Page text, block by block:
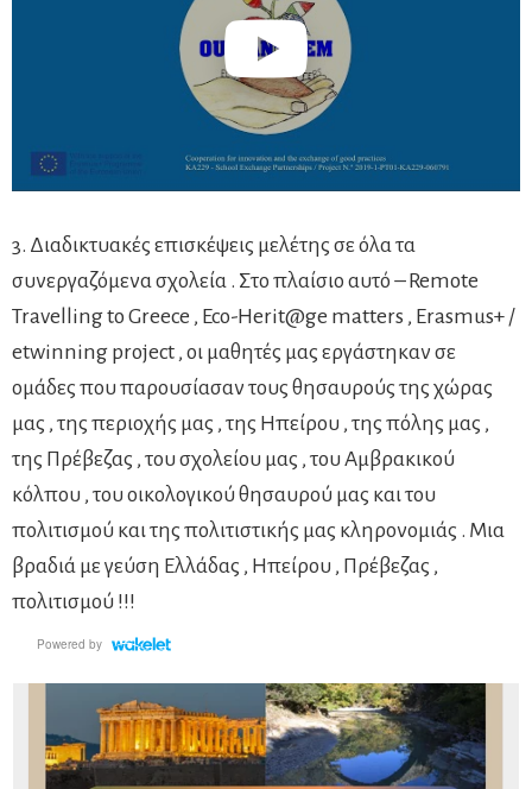
3. Διαδικτυακές επισκέψεις μελέτης σε όλα τα
συνεργαζόμενα σχολεία . Στο πλαίσιο αυτό – Remote
Travelling to Greece , Eco-Herit@ge matters , Erasmus+ /
etwinning project , οι μαθητές μας εργάστηκαν σε
ομάδες που παρουσίασαν τους θησαυρούς της χώρας
μας , της περιοχής μας , της Ηπείρου , της πόλης μας ,
της Πρέβεζας , του σχολείου μας , του Αμβρακικού
κόλπου , του οικολογικού θησαυρού μας και του
πολιτισμού και της πολιτιστικής μας κληρονομιάς . Μια
βραδιά με γεύση Ελλάδας , Ηπείρου , Πρέβεζας ,
πολιτισμού !!!